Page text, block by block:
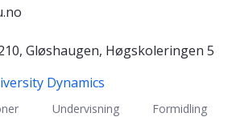
Gløshaugen, Høgskoleringen 5
Dynamics
Undervisning Formidling